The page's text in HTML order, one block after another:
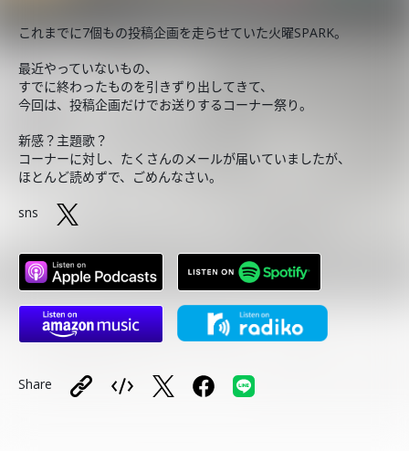
これまでに7個もの投稿企画を走らせていた火曜SPARK。
最近やっていないもの、
すでに終わったものを引きずり出してきて、
今回は、投稿企画だけでお送りするコーナー祭り。
新感？主題歌？
コーナーに対し、たくさんのメールが届いていましたが、
ほとんど読めずで、ごめんなさい。
sns
Share